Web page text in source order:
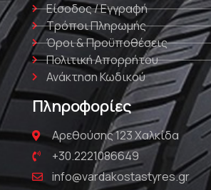
Είσοδος / Εγγραφή
Τρόποι Πληρωμής
Όροι & Προϋποθέσεις
Πολιτική Απορρήτου
Ανάκτηση Κωδικού
Πληροφορίες
Αρεθούσης 123 Χαλκίδα
+30.2221086649
info@vardakostastyres.gr